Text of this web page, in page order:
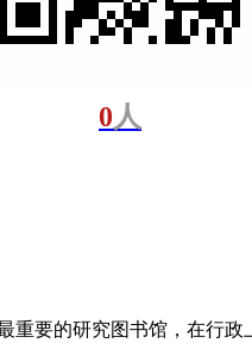
0人
重要的研究图书馆，在